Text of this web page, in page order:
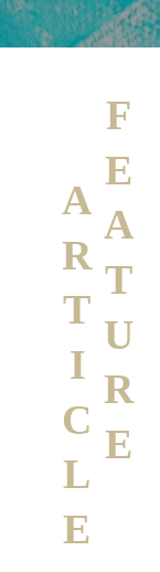
FEATURE
ARTICLE